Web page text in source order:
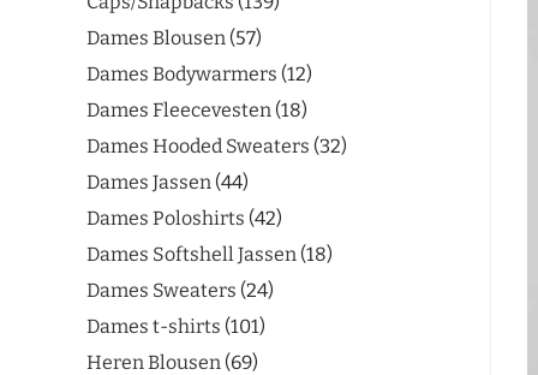
Dames Blousen 57
Dames Bodywarmers 12
Dames Fleecevesten 18
Dames Hooded Sweaters 32
Dames Jassen 44
Dames Poloshirts 42
Dames Softshell Jassen 18
Dames Sweaters 24
Dames t-shirts 101
Heren Blousen 69